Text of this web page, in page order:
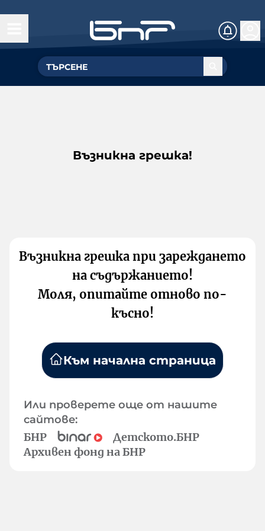
Възникна грешка!
Възникна грешка при зареждането
на съдържанието!
Моля, опитайте отново по-
късно!
Към начална страница
Или проверете още от нашите
сайтове:
БНР
Детското.БНР
Архивен фонд на БНР